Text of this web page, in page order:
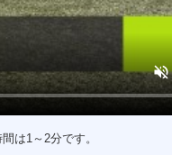
は1～2分です。